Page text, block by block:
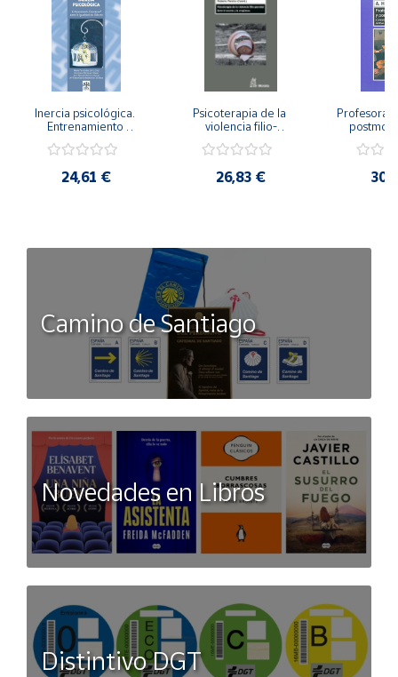
Inercia psicológica.
Entrenamiento
Igualdad de Género.
24,61 €
Psicoterapia de la
violencia filio-
secreto y la
26,83 €
Camino de Santiago
Novedades en Libros
Distintivo DGT